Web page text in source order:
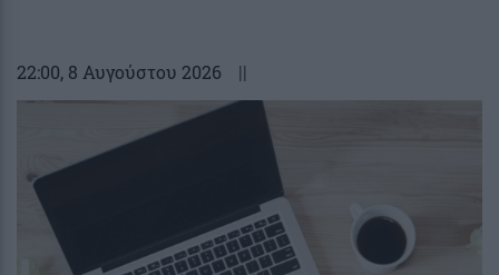
22:00, 8 Αυγούστου 2026 ||